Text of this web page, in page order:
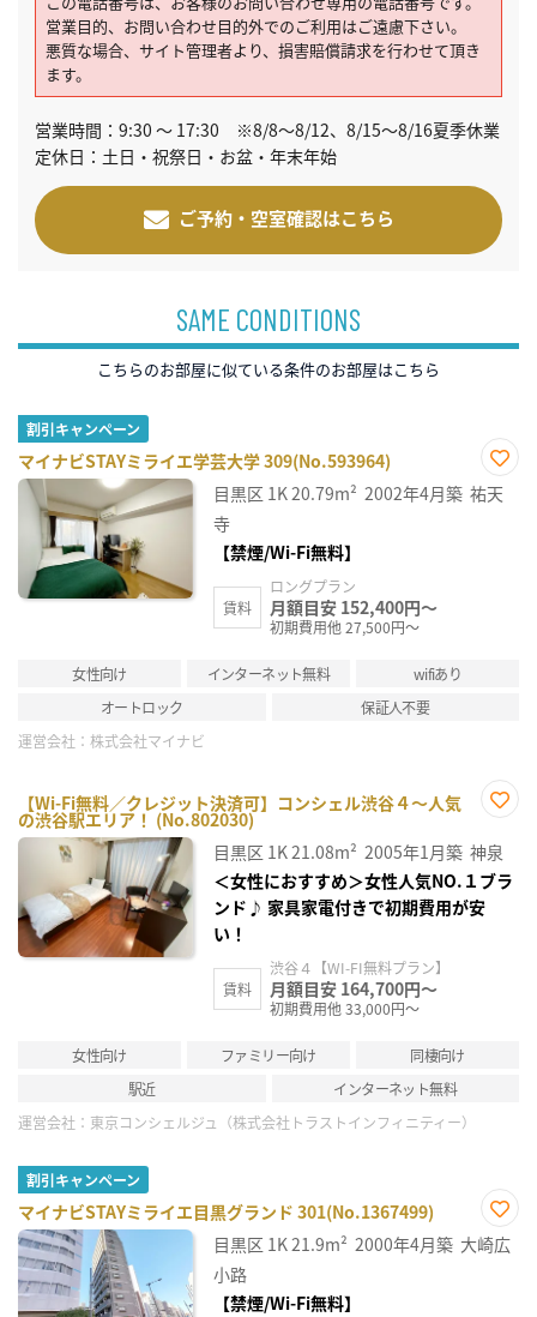
営業目的、お問い合わせ目的外でのご利用はご遠慮下さい。
悪質な場合、サイト管理者より、損害賠償請求を行わせて頂き
ます。
営業時間：9:30 ～ 17:30 ※8/8～8/12、8/15～8/16夏季休業
定休日：土日・祝祭日・お盆・年末年始
ご予約・空室確認はこちら
SAME CONDITIONS
こちらのお部屋に似ている条件のお部屋はこちら
割引キャンペーン
マイナビSTAYミライエ学芸大学 309(No.593964)
お気
に入
目黒区 1K20.79m² 2002年4月築 祐天
寺
【禁煙/Wi-Fi無料】
賃料
ロングプラン
月額目安 152,400円～
初期費用他 27,500円～
女性向け インターネット無料
wifiあり
オートロック
保証人不要
運営会社： 株式会社マイナビ
【Wi-Fi無料／クレジット決済可】コンシェル渋谷４～人気
の渋谷駅エリア！ (No.802030)
に入
り登
録
目黒区 1K21.08m² 2005年1月築 神泉
＜女性におすすめ＞女性人気NO.１ブラ
ンド♪ 家具家電付きで初期費用が安
い！
賃料
渋谷４【WI-FI無料プラン】
月額目安 164,700円～
初期費用他 33,000円～
女性向け ファミリー向け
同棲向け
駅近
インターネット無料
運営会社： 東京コンシェルジュ（株式会社トラストインフィニティー）
割引キャンペーン
マイナビSTAYミライエ目黒グランド 301(No.1367499)
お気
に入
目黒区 1K21.9m² 2000年4月築 大崎広
小路
【禁煙/Wi-Fi無料】